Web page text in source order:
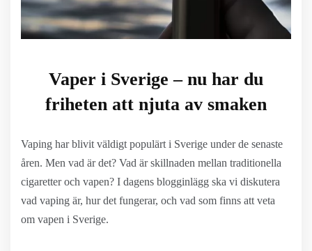
Vaper i Sverige – nu har du
friheten att njuta av smaken
Vaping har blivit väldigt populärt i Sverige under de senaste
åren. Men vad är det? Vad är skillnaden mellan traditionella
cigaretter och vapen? I dagens blogginlägg ska vi diskutera
vad vaping är, hur det fungerar, och vad som finns att veta
om vapen i Sverige.